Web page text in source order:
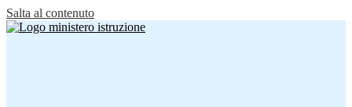
Salta al contenuto